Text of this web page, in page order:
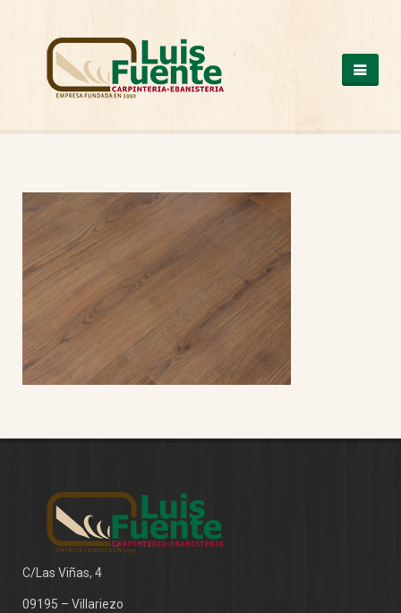
ARMARIOS DE MADERA
CASAS DE MADERA
ESCALERAS DE MADERA
ESTRUCTURAS DE MADERA
MESAS DE MADERA
PUERTAS DE MADERA
SUELOS DE MADERA
TRABAJOS A MEDIDA
VENTANAS DE ALUMINIO Y PVC
NUESTROS TRABAJOS
C/Las Viñas, 4
09195 – Villariezo